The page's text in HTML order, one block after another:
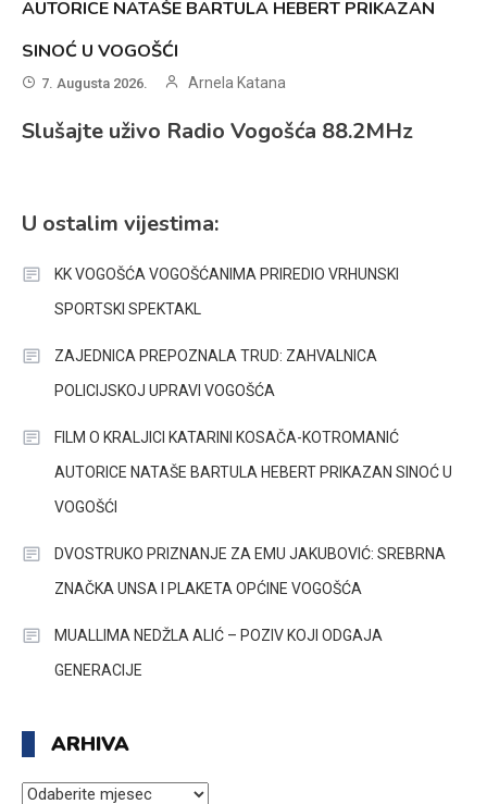
AUTORICE NATAŠE BARTULA HEBERT PRIKAZAN
SINOĆ U VOGOŠĆI
7. Augusta 2026. Arnela Katana
Slušajte uživo Radio Vogošća 88.2MHz
U ostalim vijestima:
KK VOGOŠĆA VOGOŠĆANIMA PRIREDIO VRHUNSKI
SPORTSKI SPEKTAKL
ZAJEDNICA PREPOZNALA TRUD: ZAHVALNICA
POLICIJSKOJ UPRAVI VOGOŠĆA
FILM O KRALJICI KATARINI KOSAČA-KOTROMANIĆ
AUTORICE NATAŠE BARTULA HEBERT PRIKAZAN SINOĆ U
VOGOŠĆI
DVOSTRUKO PRIZNANJE ZA EMU JAKUBOVIĆ: SREBRNA
ZNAČKA UNSA I PLAKETA OPĆINE VOGOŠĆA
MUALLIMA NEDŽLA ALIĆ – POZIV KOJI ODGAJA
GENERACIJE
ARHIVA
ARHIVA